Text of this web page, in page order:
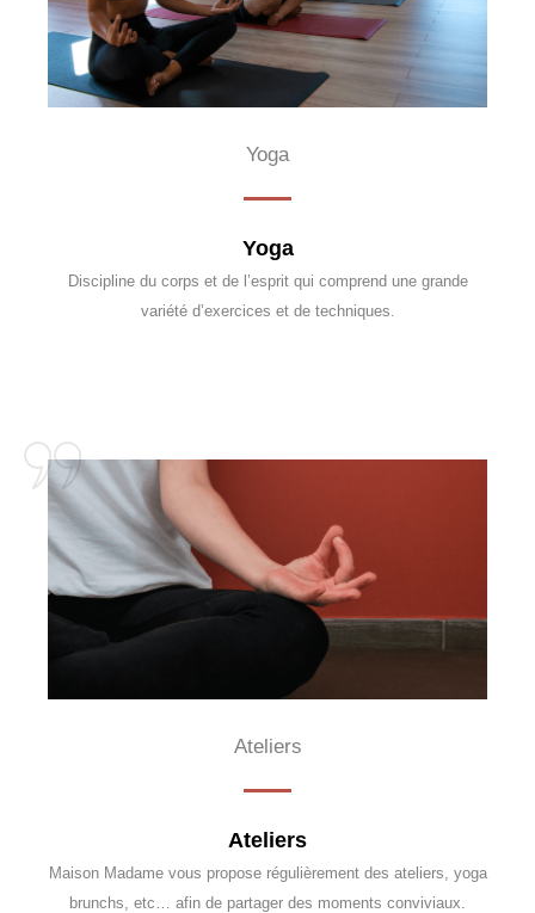
Yoga
Yoga
Discipline du corps et de l’esprit qui comprend une grande
variété d’exercices et de techniques.
Ateliers
Ateliers
Maison Madame vous propose régulièrement des ateliers, yoga
brunchs, etc… afin de partager des moments conviviaux.